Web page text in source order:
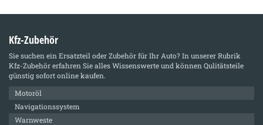
Kfz-Zubehör
Sie suchen ein Ersatzteil oder Zubehör für Ihr Auto? In unserer Rubrik
Kfz-Zubehörerfahren Sie alles Wissenswerte und können Qulitätsteile
günstig sofort online kaufen.
Motoröl
Navigationssystem
Warnweste